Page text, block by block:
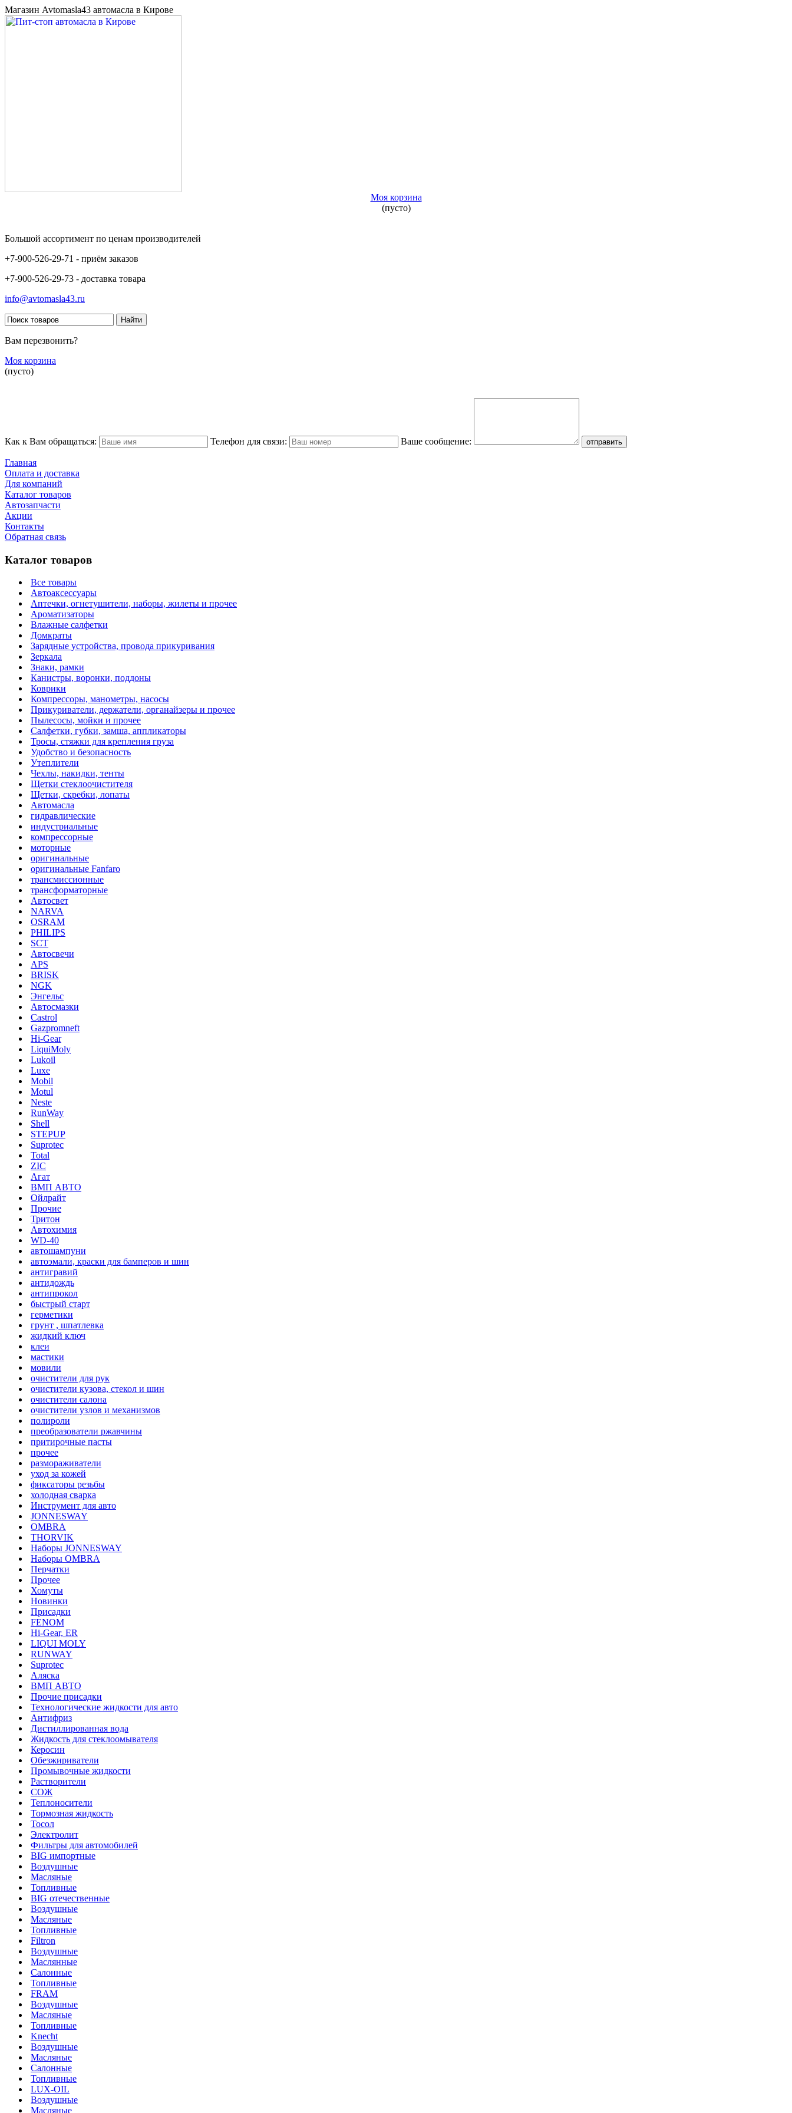
Магазин Avtomasla43 автомасла в Кирове
Моя корзина
(пусто)
Большой ассортимент по ценам производителей
+7-900-526-29-71 - приём заказов
+7-900-526-29-73 - доставка товара
info@avtomasla43.ru
Вам перезвонить?
Моя корзина
(пусто)
Как к Вам обращаться: Телефон для связи: Ваше сообщение:
Главная
Оплата и доставка
Для компаний
Каталог товаров
Автозапчасти
Акции
Контакты
Обратная связь
Каталог товаров
Все товары
Автоаксессуары
Аптечки, огнетушители, наборы, жилеты и прочее
Ароматизаторы
Влажные салфетки
Домкраты
Зарядные устройства, провода прикуривания
Зеркала
Знаки, рамки
Канистры, воронки, поддоны
Коврики
Компрессоры, манометры, насосы
Прикуриватели, держатели, органайзеры и прочее
Пылесосы, мойки и прочее
Салфетки, губки, замша, аппликаторы
Тросы, стяжки для крепления груза
Удобство и безопасность
Утеплители
Чехлы, накидки, тенты
Щетки стеклоочистителя
Щетки, скребки, лопаты
Автомасла
гидравлические
индустриальные
компрессорные
моторные
оригинальные
оригинальные Fanfaro
трансмиссионные
трансформаторные
Автосвет
NARVA
OSRAM
PHILIPS
SCT
Автосвечи
APS
BRISK
NGK
Энгельс
Автосмазки
Castrol
Gazpromneft
Hi-Gear
LiquiMoly
Lukoil
Luxe
Mobil
Motul
Neste
RunWay
Shell
STEPUP
Suprotec
Total
ZIC
Агат
ВМП АВТО
Ойлрайт
Прочие
Тритон
Автохимия
WD-40
автошампуни
автоэмали, краски для бамперов и шин
антигравий
антидождь
антипрокол
быстрый старт
герметики
грунт , шпатлевка
жидкий ключ
клеи
мастики
мовили
очистители для рук
очистители кузова, стекол и шин
очистители салона
очистители узлов и механизмов
полироли
преобразователи ржавчины
притирочные пасты
прочее
размораживатели
уход за кожей
фиксаторы резьбы
холодная сварка
Инструмент для авто
JONNESWAY
OMBRA
THORVIK
Наборы JONNESWAY
Наборы OMBRA
Перчатки
Прочее
Хомуты
Новинки
Присадки
FENOM
Hi-Gear, ER
LIQUI MOLY
RUNWAY
Suprotec
Аляска
ВМП АВТО
Прочие присадки
Технологические жидкости для авто
Антифриз
Дистиллированная вода
Жидкость для стеклоомывателя
Керосин
Обезжириватели
Промывочные жидкости
Растворители
СОЖ
Теплоносители
Тормозная жидкость
Тосол
Электролит
Фильтры для автомобилей
BIG импортные
Воздушные
Масляные
Топливные
BIG отечественные
Воздушные
Масляные
Топливные
Filtron
Воздушные
Маслянные
Салонные
Топливные
FRAM
Воздушные
Масляные
Топливные
Knecht
Воздушные
Масляные
Салонные
Топливные
LUX-OIL
Воздушные
Масляные